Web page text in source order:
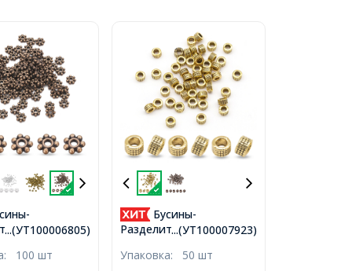
...(УТ100006805)
Сплав
Отверстие
100 шт
...(УТ100007923)
Бусины-
Разделители
Круглые Плоские,
Упаковка: 50 шт